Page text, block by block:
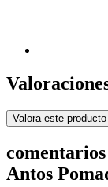
Valora este producto
Antos